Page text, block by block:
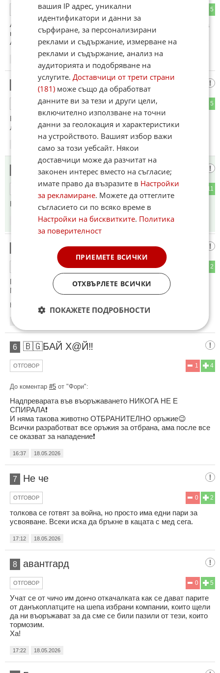
5
ОТГОВОР
Ами тя "G" класата си е разработка по поръчка за армията
на Иран❗
А всички знаят кой стои в основата на създаването на ФВ❗
18.05.2026
УдоМача
5
ОТГОВОР
Като знае човек колко калпави са им колите трябва да е
луд за да си купи бойна техника от тях!
Същото
11
Както при Хитлер? Нищо ново в Европа.
18.05.2026
2
Путин стартира надпреварата във въоръжаването и сега
Мерцедес вместо коли е принуден да прави бомби!
Коментиран от
6 🇧🇬БАЙ Х@Й‼️
4
1
ОТГОВОР
До коментар #5 от "Фори":
Надпреварата във въоръжаването НИКОГА НЕ Е
СПИРАЛА❗
И няма такова животно ОТБРАНИТЕЛНО оръжие😉
Всички разработват все оръжия за отбрана, ама после все
се оказват за нападение❗
16:37 18.05.2026
7 Не че
2
0
ОТГОВОР
толкова се готвят за война, но просто има едни пари за
усвояване. Всеки иска да бръкне в кацата с мед сега.
17:12 18.05.2026
8 авантгард
5
0
ОТГОВОР
Учат се от чичо им дончо откачалката как се дават парите
от данъкоплатците на шепа избрани компании, които щели
да ни въоръжават за да сме се били пазили от тези, които
тормозим.
Ха!
17:22 18.05.2026
вашия IP адрес, уникални
идентификатори и данни за
сърфиране, за персонализирани
реклами и съдържание, измерване на
реклами и съдържание, анализ на
аудиторията и подобряване на
услугите.Доставчици от трети страни
(181) може също да обработват
данните ви за тези и други цели,
включително използване на точни
данни за геолокация и характеристики
на устройството. Вашият избор важи
само за този уебсайт. Някои
доставчици може да разчитат на
законен интерес вместо на съгласие;
имате право да възразите в Настройки
за рекламиране. Можете да оттеглите
съгласието си по всяко време в
Настройки на бисквитките. Политика
за поверителност
ПРИЕМЕТЕ ВСИЧКИ
ОТХВЪРЛЕТЕ ВСИЧКИ
ПОКАЖЕТЕ ПОДРОБНОСТИ